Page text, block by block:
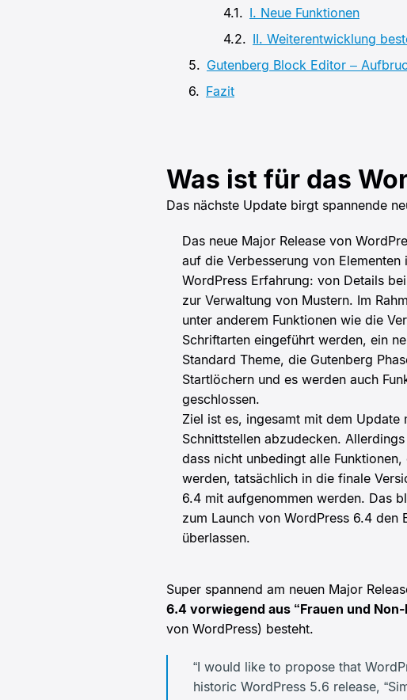
I. Neue Funktionen
II. Weiterentwicklung
Gutenberg Block Editor –
Fazit
Was ist für das
Das nächste Update birgt spannende
Das neue Major Release von
auf die Verbesserung von Elementen
WordPress Erfahrung: von Details
zur Verwaltung von Mustern. Im
unter anderem Funktionen wie die
Schriftarten eingeführt werden, ein
Standard Theme, die Gutenberg
Startlöchern und es werden auch
geschlossen.
Ziel ist es, ingesamt mit dem Update
Schnittstellen abzudecken.
dass nicht unbedingt alle
werden, tatsächlich in die finale
6.4 mit aufgenommen werden. Das
zum Launch von WordPress 6.4 den
überlassen.
Super spannend am neuen Major
6.4 vorwiegend aus “Frauen und
von WordPress) besteht.
“I would like to propose that
historic WordPress 5.6 release,